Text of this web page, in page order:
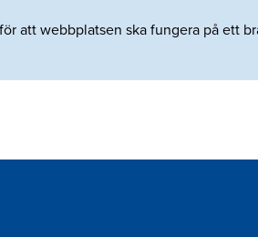
att webbplatsen ska fungera på ett